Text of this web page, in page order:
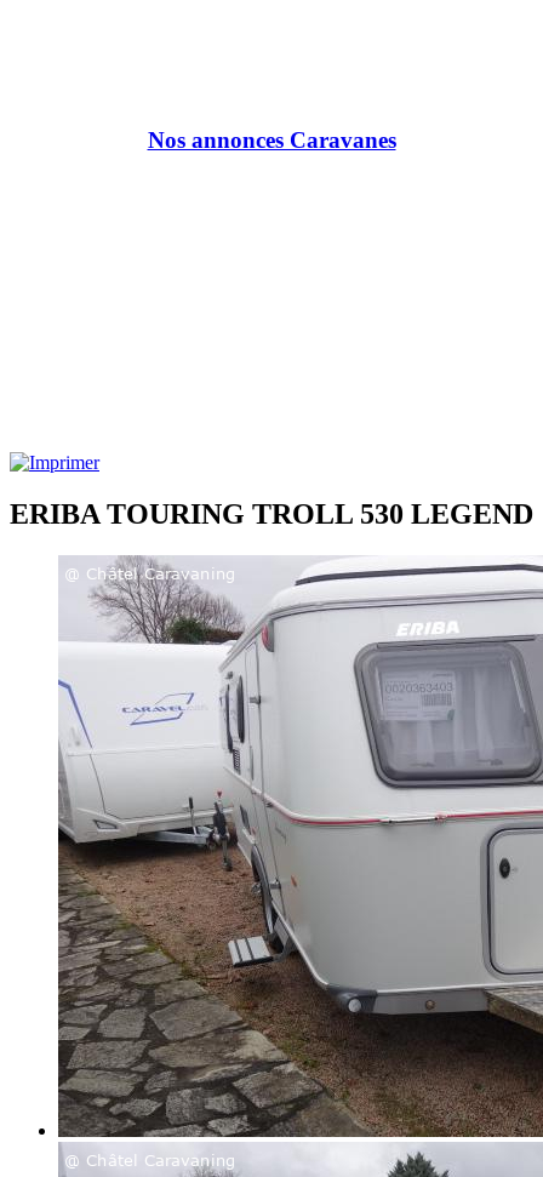
Nos annonces Caravanes
ERIBA TOURING TROLL 530 LEGEND